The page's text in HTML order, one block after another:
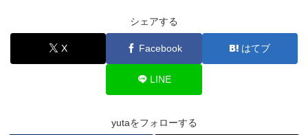
e
b
er
e
dI
at
s
A
p
p
ck
et
シェアする
X Facebook はてブ
LINE
yutaをフォローする